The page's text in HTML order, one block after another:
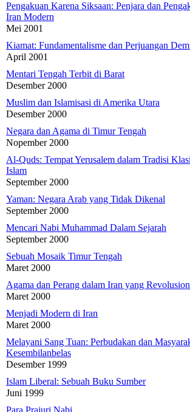
Pengakuan Karena Siksaan: Penjara dan
Iran Modern
Mei 2001
Kiamat: Fundamentalisme dan Perjuangan
April 2001
Mentari Tengah Terbit di Barat
Desember 2000
Muslim dan Islamisasi di Amerika Utara
Desember 2000
Negara dan Agama di Timur Tengah
Nopember 2000
Al-Quds: Tempat Yerusalem dalam Tradisi
Islam
September 2000
Yaman: Negara Arab yang Tidak Dikenal
September 2000
Mencari Nabi Muhammad Dalam Sejarah
September 2000
Sebuah Mosaik Timur Tengah
Maret 2000
Agama dan Perang dalam Iran yang
Maret 2000
Menjadi Modern di Iran
Maret 2000
Melayani Sang Tuan: Perbudakan dan
Kesembilanbelas
Desember 1999
Islam Liberal: Sebuah Buku Sumber
Juni 1999